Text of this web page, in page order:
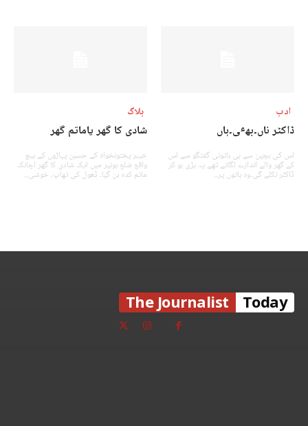
ادب
ڈاکٹر ناں۔بھٸ۔ہاں
اس کی بچپن سے ہی باتونی گفتگو سے اس
کے گھر والے اندازے لگاتے تھے یہ بڑی ہو کر
ڈاکٹر نکلے گی۔وہ باتوں پر...
بلاگ
شادی کا گھر یاماتم گھر
خیبر پختونخواہ کے حسین پہاڑوں کے بیچ
واقع ضلع بونیر میں ایک شادی کا گھر اچانک
ماتم کدہ بن گیا۔ ڈھول کی تھاپ، خوشی...
Today
The Journalist